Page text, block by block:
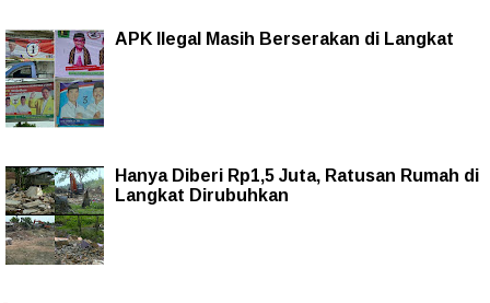
APK Ilegal Masih Berserakan di Langkat
Hanya Diberi Rp1,5 Juta, Ratusan Rumah di
Langkat Dirubuhkan